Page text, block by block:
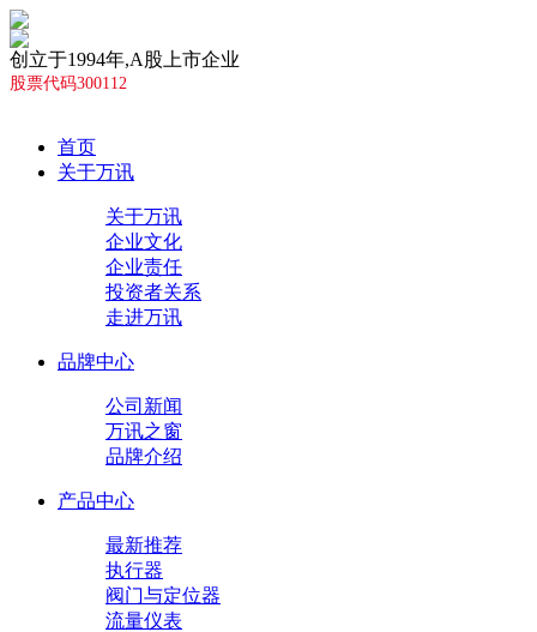
创立于1994年,A股上市企业
股票代码300112
首页
关于万讯
关于万讯
企业文化
企业责任
投资者关系
走进万讯
品牌中心
公司新闻
万讯之窗
品牌介绍
产品中心
最新推荐
执行器
阀门与定位器
流量仪表